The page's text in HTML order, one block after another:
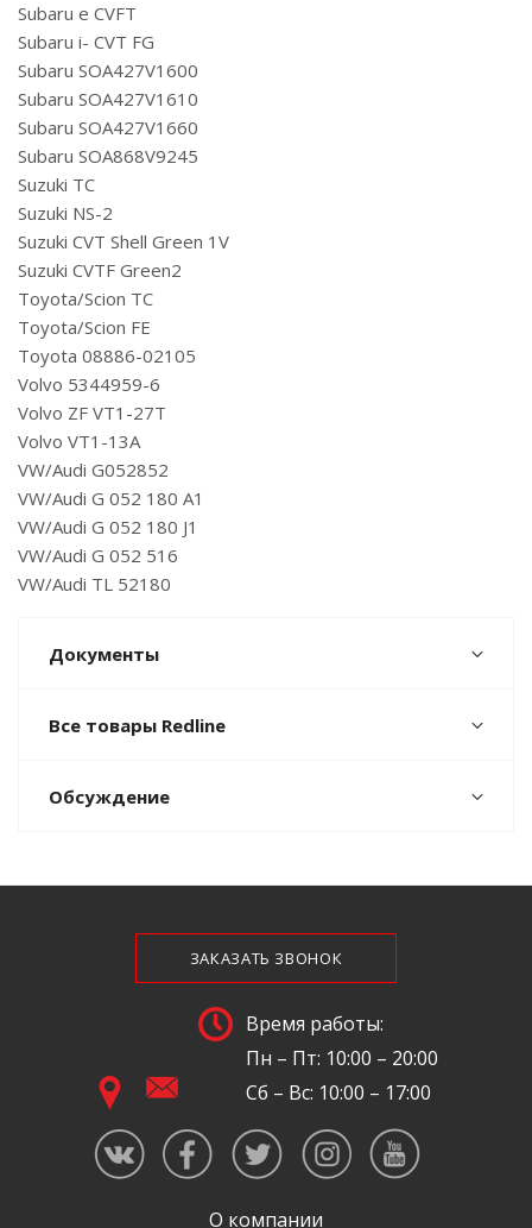
Subaru e CVFT
Subaru i- CVT FG
Subaru SOA427V1600
Subaru SOA427V1610
Subaru SOA427V1660
Subaru SOA868V9245
Suzuki TC
Suzuki NS-2
Suzuki CVT Shell Green 1V
Suzuki CVTF Green2
Toyota/Scion TC
Toyota/Scion FE
Toyota 08886-02105
Volvo 5344959-6
Volvo ZF VT1-27T
Volvo VT1-13A
VW/Audi G052852
VW/Audi G 052 180 A1
VW/Audi G 052 180 J1
VW/Audi G 052 516
VW/Audi TL 52180
Документы
Все товары Redline
Обсуждение
ЗАКАЗАТЬ ЗВОНОК
Время работы:
Пн – Пт: 10:00 – 20:00
Сб – Вс: 10:00 – 17:00
О компании